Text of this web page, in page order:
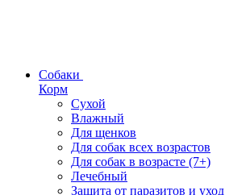
Собаки
Корм
Сухой
Влажный
Для щенков
Для собак всех возрастов
Для собак в возрасте (7+)
Лечебный
Защита от паразитов и уход